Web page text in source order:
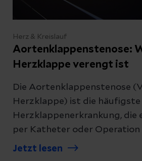
Herz & Kreislauf
Aortenklappenstenose:
Herzklappe verengt ist
Die Aortenklappenstenose
Herzklappe) ist die häufigste
Herzklappenerkrankung, die
per Katheter oder
macht. Erfahren Sie, welche
Jetzt lesen